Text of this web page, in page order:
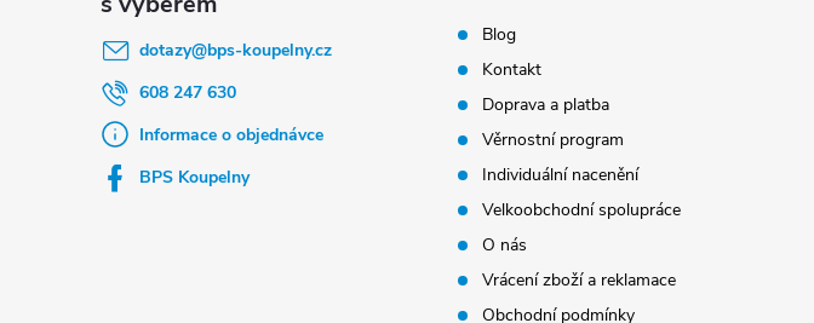
dotazy@bps-koupelny.cz
608 247 630
Informace o objednávce
BPS Koupelny
Blog
Kontakt
Doprava a platba
Věrnostní program
Individuální nacenění
Velkoobchodní spolupráce
O nás
Vrácení zboží a reklamace
Obchodní podmínky